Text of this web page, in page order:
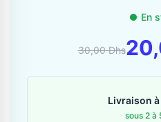
En
30,00 Dhs
Livraison
sous 2 à